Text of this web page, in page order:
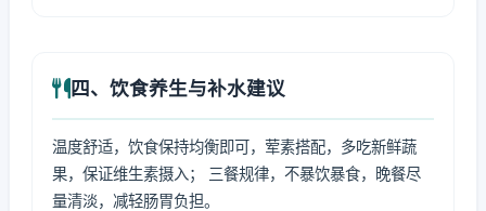
四、饮食养生与补水建议
温度舒适，饮食保持均衡即可，荤素搭配，多吃新鲜蔬
果，保证维生素摄入； 三餐规律，不暴饮暴食，晚餐尽
量清淡，减轻肠胃负担。